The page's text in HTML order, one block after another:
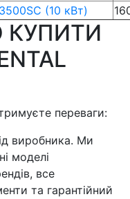
(10 кВт)
КУПИТИ
переваги:
виробника. Ми
моделі
все
та гарантійний